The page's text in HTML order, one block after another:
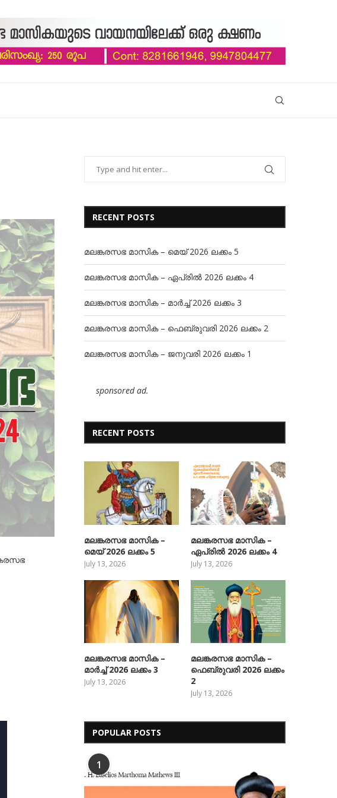
RECENT POSTS
മലങ്കരസഭ മാസിക – മെയ് 2026 ലക്കം 5
മലങ്കരസഭ മാസിക – ഏപ്രിൽ 2026 ലക്കം 4
മലങ്കരസഭ മാസിക – മാർച്ച് 2026 ലക്കം 3
മലങ്കരസഭ മാസിക – ഫെബ്രുവരി 2026 ലക്കം 2
മലങ്കരസഭ മാസിക – ജനുവരി 2026 ലക്കം 1
sponsored ad.
RECENT POSTS
മലങ്കരസഭ മാസിക –
മെയ് 2026 ലക്കം 5
July 13, 2026
മലങ്കരസഭ മാസിക –
ഏപ്രിൽ 2026 ലക്കം 4
July 13, 2026
മലങ്കരസഭ മാസിക –
മാർച്ച് 2026 ലക്കം 3
July 13, 2026
മലങ്കരസഭ മാസിക –
ഫെബ്രുവരി 2026 ലക്കം
2
July 13, 2026
POPULAR POSTS
1